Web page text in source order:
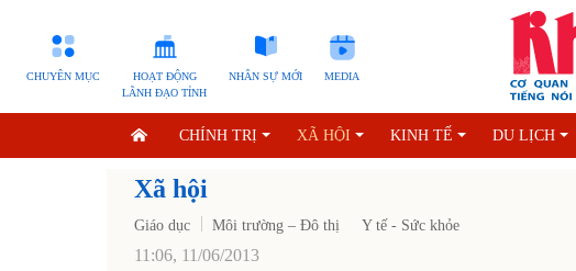
CHUYÊN MỤC
HOẠT ĐỘNG
LÃNH ĐẠO TỈNH
NHÂN SỰ MỚI MEDIA
CHÍNH TRỊ XÃ HỘI KINH TẾ DU LỊCH
Xã hội
Giáo dục Môi trường – Đô thị Y tế - Sức khỏe
11:06, 11/06/2013